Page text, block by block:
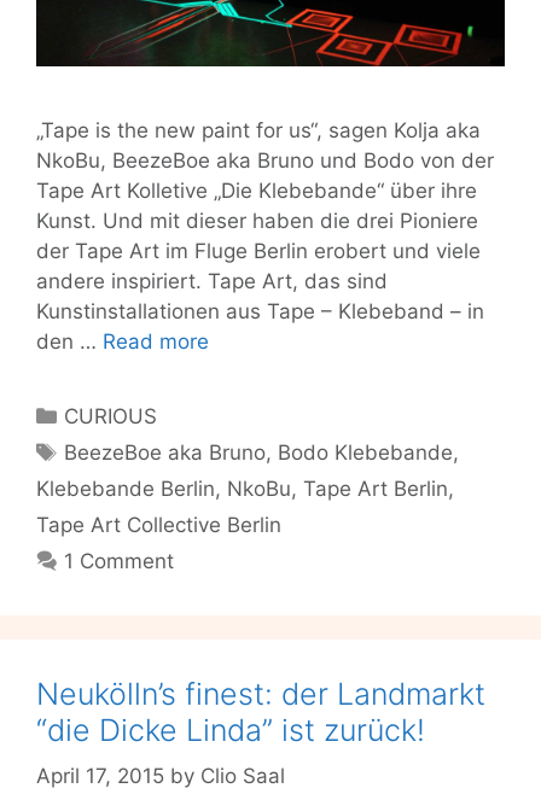
„Tape is the new paint for us“, sagen Kolja aka
NkoBu, BeezeBoe aka Bruno und Bodo von der
Tape Art Kolletive „Die Klebebande“ über ihre
Kunst. Und mit dieser haben die drei Pioniere
der Tape Art im Fluge Berlin erobert und viele
andere inspiriert. Tape Art, das sind
Kunstinstallationen aus Tape – Klebeband – in
den … Read more
new
paint
–
Categories
CURIOUS
Tags
BeezeBoe aka Bruno, Bodo Klebebande,
Klebebande Berlin, NkoBu, Tape Art Berlin,
Tape Art Collective Berlin
1 Comment
Neukölln’s finest: der Landmarkt
“die Dicke Linda” ist zurück!
April 17, 2015 by Clio Saal